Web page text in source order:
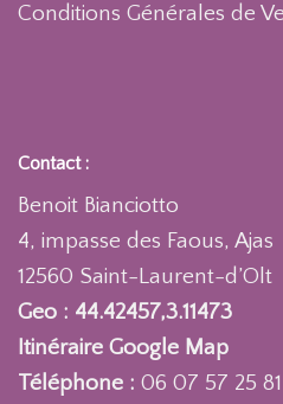
Conditions Générales de
Contact :
Benoit Bianciotto
4, impasse des Faous, Ajas
12560 Saint-Laurent-d’Olt
Geo : 44.42457,3.11473
Itinéraire Google Map
Téléphone : 06 07 57 25 81